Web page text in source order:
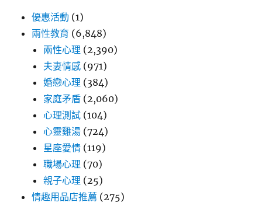
優惠活動 (1)
兩性教育 (6,848)
兩性心理 (2,390)
夫妻情感 (971)
婚戀心理 (384)
家庭矛盾 (2,060)
心理測試 (104)
心靈雞湯 (724)
星座愛情 (119)
職場心理 (70)
親子心理 (25)
情趣用品店推薦 (275)